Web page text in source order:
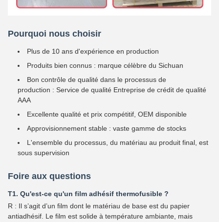
Pourquoi nous choisir
Plus de 10 ans d'expérience en production
Produits bien connus : marque célèbre du Sichuan
Bon contrôle de qualité dans le processus de
production : Service de qualité Entreprise de crédit de qualité
AAA
Excellente qualité et prix compétitif, OEM disponible
Approvisionnement stable : vaste gamme de stocks
L'ensemble du processus, du matériau au produit final, est
sous supervision
Foire aux questions
T1. Qu'est-ce qu'un film adhésif thermofusible ?
R : Il s’agit d’un film dont le matériau de base est du papier
antiadhésif. Le film est solide à température ambiante, mais